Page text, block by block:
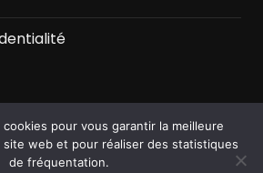
Blue. All Rights Reserved
pour vous garantir la meilleure
web et pour réaliser des statistiques
de fréquentation.